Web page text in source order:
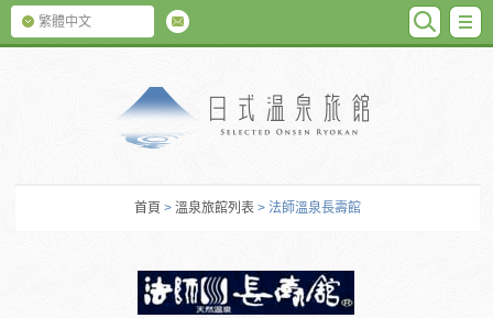
繁體中文
首頁 > 溫泉旅館列表 > 法師溫泉長壽館